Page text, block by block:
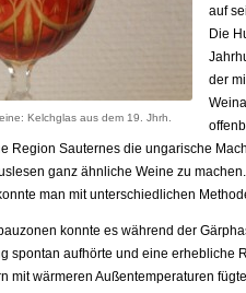
Kelchglas aus dem 19. Jhrh.
auf
Die
der
Region Sauternes die ungarische
ganz ähnliche Weine zu
man mit unterschiedlichen
konnte es während der
spontan aufhörte und eine erhebliche
mit wärmeren Außentemperaturen